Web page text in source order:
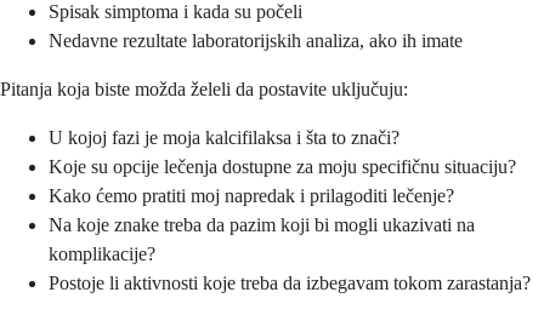
Spisak simptoma i kada su počeli
Nedavne rezultate laboratorijskih analiza, ako ih imate
Pitanja koja biste možda želeli da postavite uključuju:
U kojoj fazi je moja kalcifilaksa i šta to znači?
Koje su opcije lečenja dostupne za moju specifičnu situaciju?
Kako ćemo pratiti moj napredak i prilagoditi lečenje?
Na koje znake treba da pazim koji bi mogli ukazivati na
komplikacije?
Postoje li aktivnosti koje treba da izbegavam tokom zarastanja?